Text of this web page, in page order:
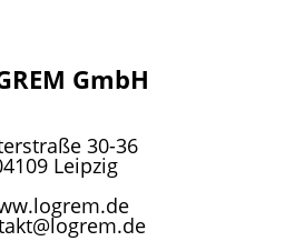
GmbH
30-36
Leipzig